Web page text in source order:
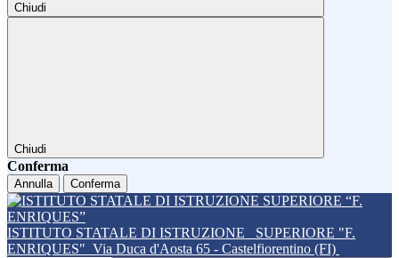
Chiudi
Chiudi
Conferma
Annulla Conferma
ISTITUTO STATALE DI ISTRUZIONE
SUPERIORE "F.
ENRIQUES" Via Duca d'Aosta 65 - Castelfiorentino (FI)